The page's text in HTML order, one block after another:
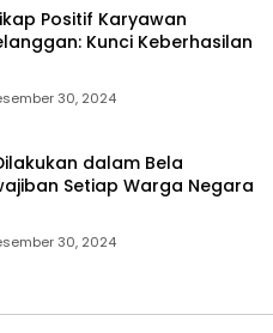
Positif Karyawan
Kunci Keberhasilan
30, 2024
dalam Bela
Setiap Warga Negara
30, 2024